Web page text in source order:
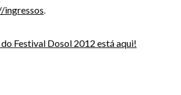
.
Festival Dosol 2012 está aqui!